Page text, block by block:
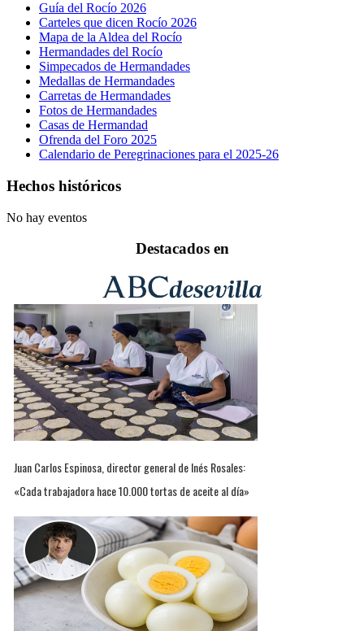
Guía del Rocío 2026
Carteles que dicen Rocío 2026
Mapa de la Aldea del Rocío
Hermandades del Rocío
Simpecados de Hermandades
Medallas de Hermandades
Carretas de Hermandades
Fotos de Hermandades
Casas de Hermandad
Ofrenda del Foro 2025
Calendario de Peregrinaciones para el 2025-26
Hechos históricos
No hay eventos
Destacados en
Juan Carlos Espinosa, director general de Inés Rosales:
«Cada trabajadora hace 10.000 tortas de aceite al día»